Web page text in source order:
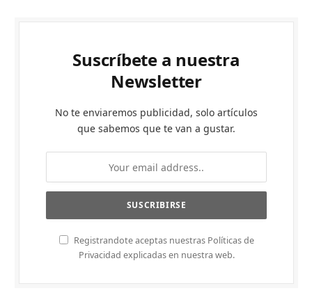
Suscríbete a nuestra
Newsletter
No te enviaremos publicidad, solo artículos
que sabemos que te van a gustar.
Registrandote aceptas nuestras Políticas de
Privacidad explicadas en nuestra web.